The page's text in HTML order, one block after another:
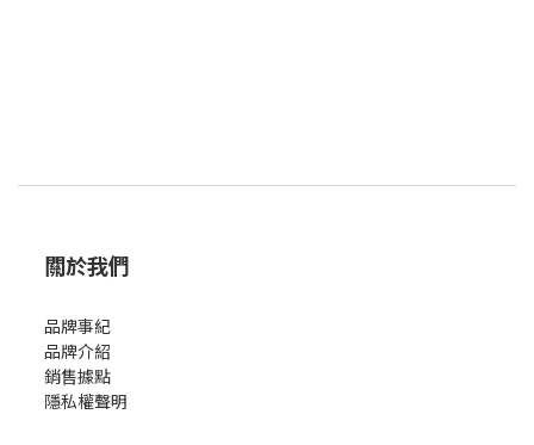
關於我們
品牌事紀
品牌介紹
銷售據點
隱私權聲明